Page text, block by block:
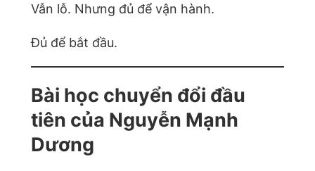
Vẫn lỗ. Nhưng đủ để vận hành.
Đủ để bắt đầu.
Bài học chuyển đổi đầu
tiên của Nguyễn Mạnh
Dương